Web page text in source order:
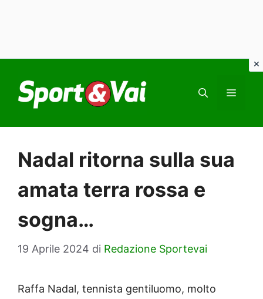
contenuto
Nadal ritorna sulla sua
amata terra rossa e
sogna…
19 Aprile 2024 di Redazione Sportevai
Raffa Nadal, tennista gentiluomo, molto